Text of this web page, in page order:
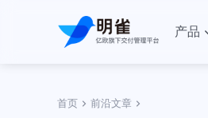
产品
首页 前沿文章